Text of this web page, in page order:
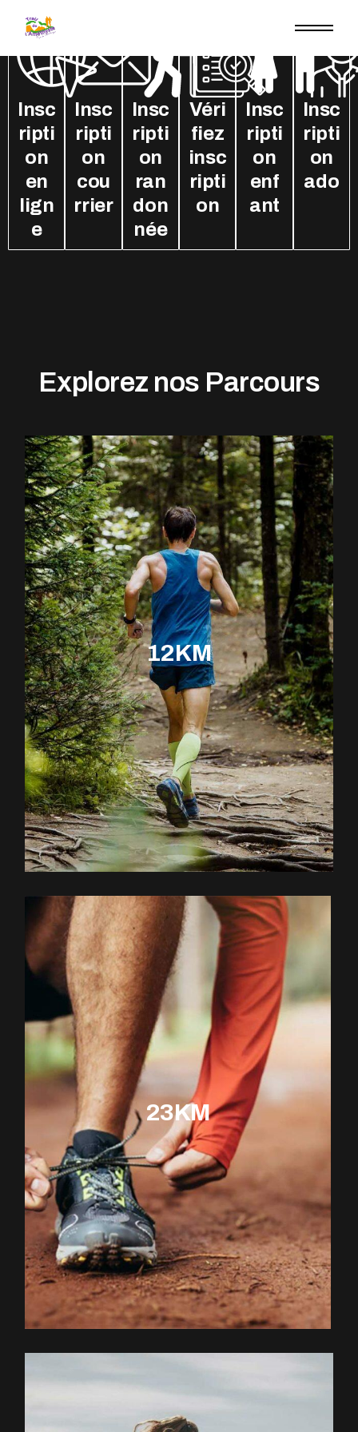
Insc
ripti
on
en
lign
e
Insc
ripti
on
cou
rrier
Insc
ripti
on
ran
don
née
Véri
fiez
insc
ripti
on
Insc
ripti
on
enf
ant
Insc
ripti
on
ado
Explorez nos Parcours
12KM
EXPLOREZ LE PARCOURS
23KM
EXPLOREZ LE PARCOURS